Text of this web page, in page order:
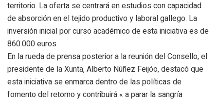
territorio. La oferta se centrará en estudios con capacidad
de absorción en el tejido productivo y laboral gallego. La
inversión inicial por curso académico de esta iniciativa es de
860.000 euros.
En la rueda de prensa posterior a la reunión del Consello, el
presidente de la Xunta, Alberto Núñez Feijóo, destacó que
esta iniciativa se enmarca dentro de las políticas de
fomento del retorno y contribuirá « a parar la sangría